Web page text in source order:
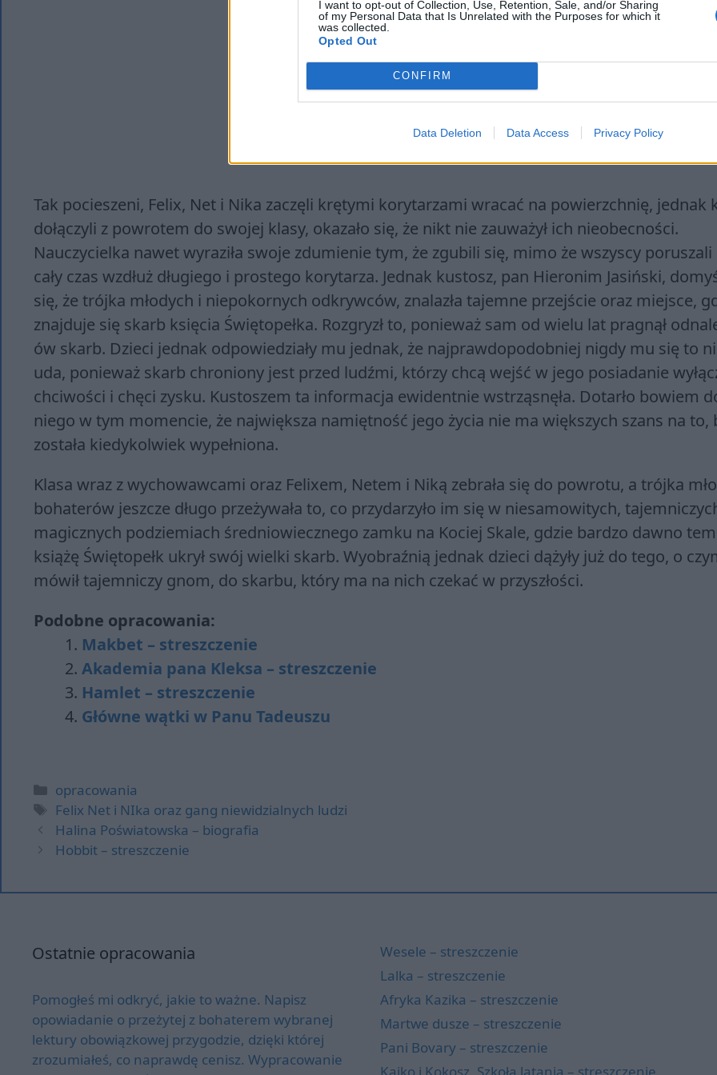
I want to opt-out of Collection, Use, Retention, Sale, and/or Sharing
of my Personal Data that Is Unrelated with the Purposes for which it
was collected.
Opted Out
CONFIRM
Data Deletion Data Access Privacy Policy
Tak pocieszeni, Felix, Net i Nika zaczęli krętymi korytarzami wracać na powierzchnię, jednak
dołączyli z powrotem do swojej klasy, okazało się, że nikt nie zauważył ich nieobecności.
Nauczycielka nawet wyraziła swoje zdumienie tym, że zgubili się, mimo że wszyscy poruszali
cały czas wzdłuż długiego i prostego korytarza. Jednak kustosz, pan Hieronim Jasiński,
się, że trójka młodych i niepokornych odkrywców, znalazła tajemne przejście oraz miejsce,
znajduje się skarb księcia Świętopełka. Rozgryzł to, ponieważ sam od wielu lat pragnął
ów skarb. Dzieci jednak odpowiedziały mu jednak, że najprawdopodobniej nigdy mu się to
uda, ponieważ skarb chroniony jest przed ludźmi, którzy chcą wejść w jego posiadanie
chciwości i chęci zysku. Kustoszem ta informacja ewidentnie wstrząsnęła. Dotarło bowiem
niego w tym momencie, że największa namiętność jego życia nie ma większych szans na to,
została kiedykolwiek wypełniona.
Klasa wraz z wychowawcami oraz Felixem, Netem i Niką zebrała się do powrotu, a trójka
bohaterów jeszcze długo przeżywała to, co przydarzyło im się w niesamowitych,
magicznych podziemiach średniowiecznego zamku na Kociej Skale, gdzie bardzo dawno
książę Świętopełk ukrył swój wielki skarb. Wyobraźnią jednak dzieci dążyły już do tego, o
mówił tajemniczy gnom, do skarbu, który ma na nich czekać w przyszłości.
Podobne opracowania:
Makbet – streszczenie
Akademia pana Kleksa – streszczenie
Hamlet – streszczenie
Główne wątki w Panu Tadeuszu
Kategorie
opracowania
Tagi
Felix Net i NIka oraz gang niewidzialnych ludzi
Halina Poświatowska – biografia
Hobbit – streszczenie
Ostatnie opracowania
Pomogłeś mi odkryć, jakie to ważne. Napisz
opowiadanie o przeżytej z bohaterem wybranej
lektury obowiązkowej przygodzie, dzięki której
zrozumiałeś, co naprawdę cenisz. Wypracowanie
Wesele – streszczenie
Lalka – streszczenie
Afryka Kazika – streszczenie
Martwe dusze – streszczenie
Pani Bovary – streszczenie
Kajko i Kokosz. Szkoła latania – streszczenie